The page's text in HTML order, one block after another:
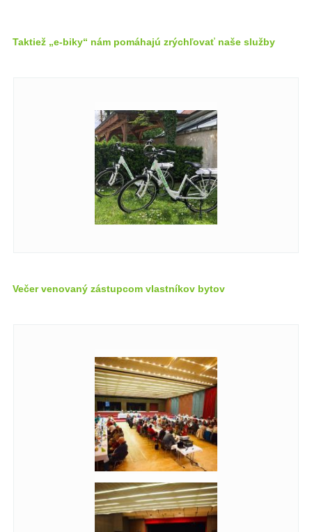
Taktiež „e-biky“ nám pomáhajú zrýchľovať naše služby
Večer venovaný zástupcom vlastníkov bytov